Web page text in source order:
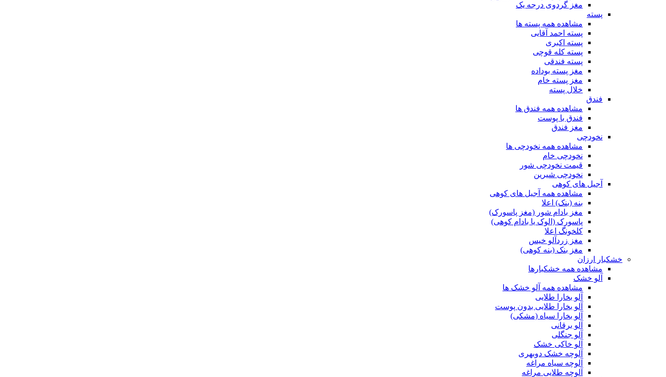
مغز گردوی درجه یک
پسته
مشاهده همه پسته ها
پسته احمد آقایی
پسته اکبری
پسته کله قوچی
پسته فندقی
مغز پسته بوداده
مغز پسته خام
خلال پسته
فندق
مشاهده همه فندق ها
فندق با پوست
مغز فندق
نخودچی
مشاهده همه نخودچی ها
نخودچی خام
قیمت نخودچی شور
نخودچی شیرین
آجیل های کوهی
مشاهده همه آجیل های کوهی
بنه (بنک) اعلا
مغز بادام شور (مغز پاسورک)
پاسورک (الوک یا بادام کوهی)
کلخونگ اعلا
مغز زردآلو خیس
مغز بنک (بنه کوهی)
خشکبار ارزان
مشاهده همه خشکبارها
آلو خشک
مشاهده همه آلو خشک ها
آلو بخارا طلایی
آلو بخارا طلایی بدون پوست
آلو بخارا سیاه (مشکی)
آلو برقانی
آلو جنگلی
آلو خاکی خشک
آلوچه خشک دوبهری
آلوچه سیاه مراغه
آلوچه طلایی مراغه